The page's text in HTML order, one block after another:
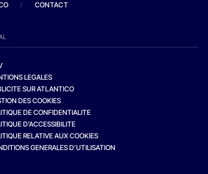
/ CONTACT
LEGALES
SUR ATLANTICO
DES COOKIES
DE CONFIDENTIALITE
D’ACCESSIBILITE
RELATIVE AUX COOKIES
GENERALES D’UTILISATION